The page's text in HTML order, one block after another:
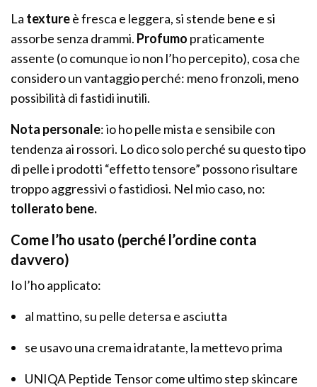
La textureè fresca e leggera, si stende bene e si
assorbe senza drammi. Profumo praticamente
assente (o comunque io non l’ho percepito), cosa che
considero un vantaggio perché: meno fronzoli, meno
possibilità di fastidi inutili.
Nota personale: io ho pelle mista e sensibile con
tendenza ai rossori. Lo dico solo perché su questo tipo
di pelle i prodotti “effetto tensore” possono risultare
troppo aggressivi o fastidiosi. Nel mio caso, no:
tollerato bene.
Come l’ho usato (perché l’ordine conta
davvero)
Io l’ho applicato:
al mattino, su pelle detersa e asciutta
se usavo una crema idratante, la mettevo prima
UNIQA Peptide Tensor come ultimo step skincare